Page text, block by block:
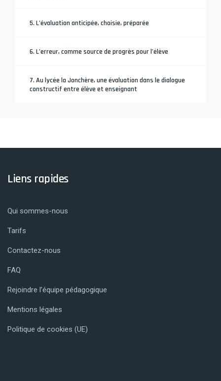
5. L’évaluation anticipée, choisie, préparée
6. L’erreur, comme source de progrès pour l’élève
7. Au lycée la Jonchère, une évaluation dans le dialogue
constructif entre élève et enseignant
Liens rapides
Qui sommes-nous
Tarifs
Contactez-nous
FAQ
Rejoindre l’équipe pédagogique
Mentions légales
Politique de cookies (UE)